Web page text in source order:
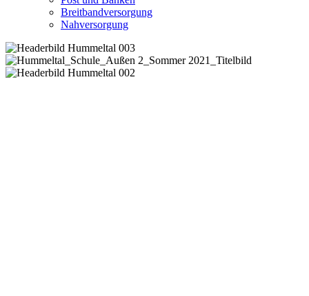
Breitbandversorgung
Nahversorgung